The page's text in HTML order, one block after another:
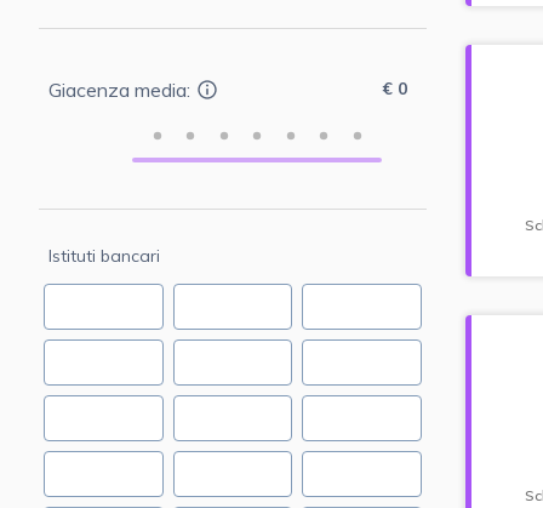
Giacenza media: € 0
Istituti bancari